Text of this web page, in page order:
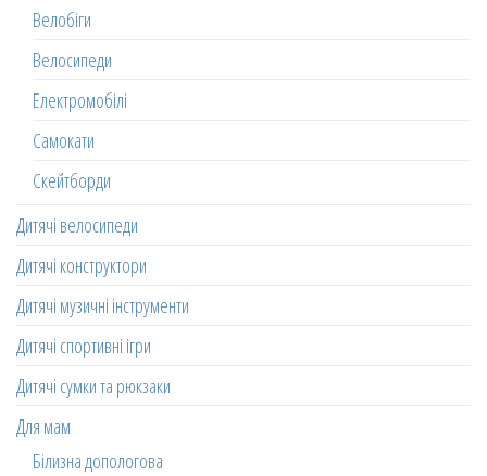
Велобіги
Велосипеди
Електромобілі
Самокати
Скейтборди
Дитячі велосипеди
Дитячі конструктори
Дитячі музичні інструменти
Дитячі спортивні ігри
Дитячі сумки та рюкзаки
Для мам
Білизна допологова